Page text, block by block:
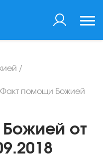
/
Факт помощи Божией
от